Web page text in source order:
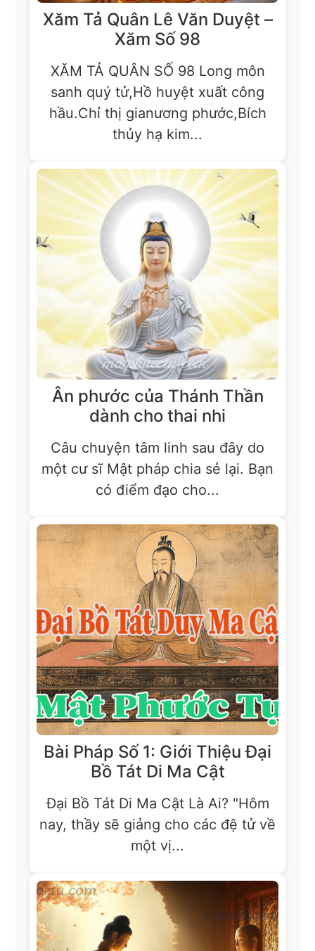
Xăm Tả Quân Lê Văn Duyệt –
Xăm Số 98
XĂM TẢ QUÂN SỐ 98 Long môn
sanh quý tử,Hồ huyệt xuất công
hầu.Chỉ thị gianương phước,Bích
thủy hạ kim...
Ân phước của Thánh Thần
dành cho thai nhi
Câu chuyện tâm linh sau đây do
một cư sĩ Mật pháp chia sẻ lại. Bạn
có điểm đạo cho...
Bài Pháp Số 1: Giới Thiệu Đại
Bồ Tát Di Ma Cật
Đại Bồ Tát Di Ma Cật Là Ai? "Hôm
nay, thầy sẽ giảng cho các đệ tử về
một vị...